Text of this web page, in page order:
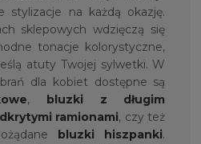
stylizacje na każdą okazję.
sklepowych wdzięczą się
tonacje kolorystyczne,
atuty Twojej sylwetki. W
dla kobiet dostępne są
,
bluzki z długim
ramionami, czy też
bluzki hiszpanki.